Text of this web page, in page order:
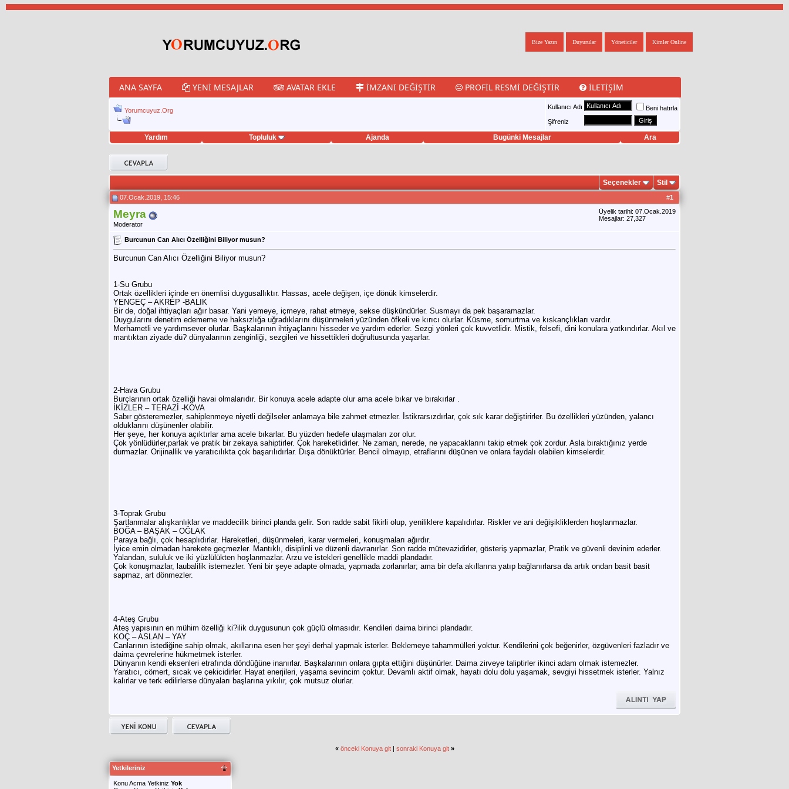
Kimler Online
Yöneticiler
Duyurular
Bize Yazın
ANA SAYFA YENI MESAJLAR AVATAR EKLE İMZANI DEĞIŞTIR PROFIL RESMI DEĞIŞTIR İLETIŞIM
Yorumcuyuz.Org Kullanıcı Adı
Beni hatırla
Şifreniz
Yardım Topluluk Ajanda Bugünki Mesajlar Ara
twitter retweet hilesi
Seçenekler Stil
#1
07.Ocak.2019, 15:46
Meyra
Moderator
Üyelik tarihi: 07.Ocak.2019
Mesajlar: 27,327
Burcunun Can Alıcı Özelliğini Biliyor musun?
Burcunun Can Alıcı Özelliğini Biliyor musun?
1-Su Grubu
Ortak özellikleri içinde en önemlisi duygusallıktır. Hassas, acele değişen, içe dönük kimselerdir.
YENGEÇ – AKREP -BALIK
Bir de, doğal ihtiyaçları ağır basar. Yani yemeye, içmeye, rahat etmeye, sekse düşkündürler. Susmayı da pek başaramazlar.
Duygularını denetim edememe ve haksızlığa uğradıklarını düşünmeleri yüzünden öfkeli ve kırıcı olurlar. Küsme, somurtma ve kıskançlıkları vardır.
Merhametli ve yardımsever olurlar. Başkalarının ihtiyaçlarını hisseder ve yardım ederler. Sezgi yönleri çok kuvvetlidir. Mistik, felsefi, dini konulara yatkındırlar. Akıl ve
mantıktan ziyade dü? dünyalarının zenginliği, sezgileri ve hissettikleri doğrultusunda yaşarlar.
2-Hava Grubu
Burçlarının ortak özelliği havai olmalarıdır. Bir konuya acele adapte olur ama acele bıkar ve bırakırlar .
İKİZLER – TERAZİ -KOVA
Sabır gösteremezler, sahiplenmeye niyetli değilseler anlamaya bile zahmet etmezler. İstikrarsızdırlar, çok sık karar değiştirirler. Bu özellikleri yüzünden, yalancı
olduklarını düşünenler olabilir.
Her şeye, her konuya açıktırlar ama acele bıkarlar. Bu yüzden hedefe ulaşmaları zor olur.
Çok yönlüdürler,parlak ve pratik bir zekaya sahiptirler. Çok hareketlidirler. Ne zaman, nerede, ne yapacaklarını takip etmek çok zordur. Asla bıraktığınız yerde
durmazlar. Orijinallik ve yaratıcılıkta çok başarılıdırlar. Dışa dönüktürler. Bencil olmayıp, etraflarını düşünen ve onlara faydalı olabilen kimselerdir.
3-Toprak Grubu
Şartlanmalar alışkanlıklar ve maddecilik birinci planda gelir. Son radde sabit fikirli olup, yeniliklere kapalıdırlar. Riskler ve ani değişikliklerden hoşlanmazlar.
BOĞA – BAŞAK – OĞLAK
Paraya bağlı, çok hesaplıdırlar. Hareketleri, düşünmeleri, karar vermeleri, konuşmaları ağırdır.
İyice emin olmadan harekete geçmezler. Mantıklı, disiplinli ve düzenli davranırlar. Son radde mütevazidirler, gösteriş yapmazlar, Pratik ve güvenli devinim ederler.
Yalandan, sululuk ve iki yüzlülükten hoşlanmazlar. Arzu ve istekleri genellikle maddi plandadır.
Çok konuşmazlar, laubalilik istemezler. Yeni bir şeye adapte olmada, yapmada zorlanırlar; ama bir defa akıllarına yatıp bağlanırlarsa da artık ondan basit basit
sapmaz, art dönmezler.
4-Ateş Grubu
Ateş yapısının en mühim özelliği ki?ilik duygusunun çok güçlü olmasıdır. Kendileri daima birinci plandadır.
KOÇ – ASLAN – YAY
Canlarının istediğine sahip olmak, akıllarına esen her şeyi derhal yapmak isterler. Beklemeye tahammülleri yoktur. Kendilerini çok beğenirler, özgüvenleri fazladır ve
daima çevrelerine hükmetmek isterler.
Dünyanın kendi eksenleri etrafında döndüğüne inanırlar. Başkalarının onlara gıpta ettiğini düşünürler. Daima zirveye taliptirler ikinci adam olmak istemezler.
Yaratıcı, cömert, sıcak ve çekicidirler. Hayat enerjileri, yaşama sevincim çoktur. Devamlı aktif olmak, hayatı dolu dolu yaşamak, sevgiyi hissetmek isterler. Yalnız
kalırlar ve terk edilirlerse dünyaları başlarına yıkılır, çok mutsuz olurlar.
« önceki Konuya git| sonraki Konuya git »
Yetkileriniz
Konu Acma Yetkiniz Yok